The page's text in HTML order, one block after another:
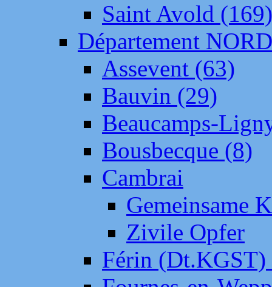
Saint Avold (169)
Département NORD
Assevent (63)
Bauvin (29)
Beaucamps-
Bousbecque (8)
Cambrai
Gemeinsame
Zivile Opfer
Férin (Dt.KGST)